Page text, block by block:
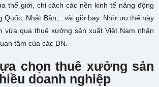
thế giới, chỉ cách các nền kinh tế năng động
Quốc, Nhật Bản,...vài giờ bay. Nhờ ưu thế này
vừa qua thuê xưởng sản xuất Việt Nam nhận
tâm của các DN.
chọn thuê xưởng sản
doanh nghiệp